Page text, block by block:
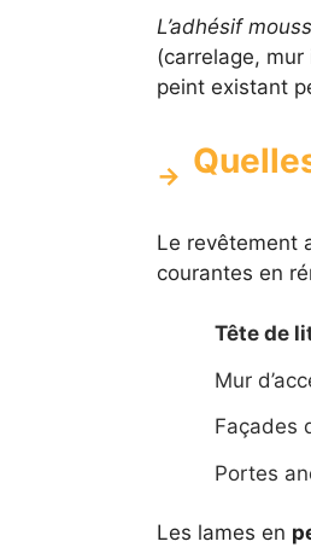
L’adhésif
(carrelage,
peint existant
Le revêtement
courantes en
Tête de
Mur
Façades
Portes
Les lames en